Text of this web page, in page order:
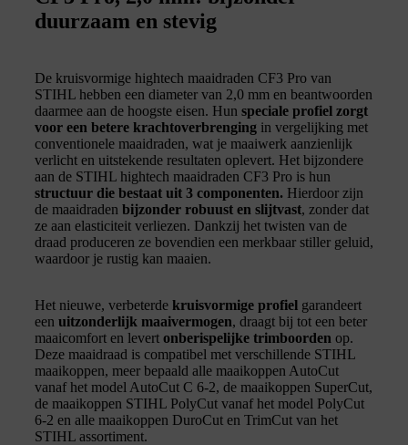
duurzaam en stevig
De kruisvormige hightech maaidraden CF3 Pro van
STIHL hebben een diameter van 2,0 mm en beantwoorden
daarmee aan de hoogste eisen. Hun speciale profiel zorgt
voor een betere krachtoverbrenging in vergelijking met
conventionele maaidraden, wat je maaiwerk aanzienlijk
verlicht en uitstekende resultaten oplevert. Het bijzondere
aan de STIHL hightech maaidraden CF3 Pro is hun
structuur die bestaat uit 3 componenten. Hierdoor zijn
de maaidraden bijzonder robuust en slijtvast, zonder dat
ze aan elasticiteit verliezen. Dankzij het twisten van de
draad produceren ze bovendien een merkbaar stiller geluid,
waardoor je rustig kan maaien.
Het nieuwe, verbeterde kruisvormige profiel garandeert
een uitzonderlijk maaivermogen, draagt bij tot een beter
maaicomfort en levert onberispelijke trimboorden op.
Deze maaidraad is compatibel met verschillende STIHL
maaikoppen, meer bepaald alle maaikoppen AutoCut
vanaf het model AutoCut C 6-2, de maaikoppen SuperCut,
de maaikoppen STIHL PolyCut vanaf het model PolyCut
6-2 en alle maaikoppen DuroCut en TrimCut van het
STIHL assortiment.